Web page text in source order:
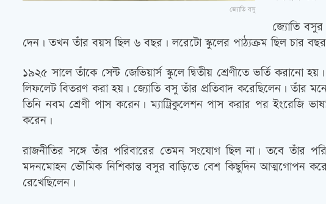
জ্যোতি বসু
জ্যোতি বসুর
দেন। তখন তাঁর বয়স ছিল ৬ বছর। লরেটো স্কুলের পাঠ্যক্রম ছিল চার বছর
১৯২৫ সালে তাঁকে সেন্ট জেভিয়ার্স স্কুলে দ্বিতীয় শ্রেণীতে ভর্তি করানো
লিফলেট বিতরণ করা হয়। জ্যোতি বসু তাঁর প্রতিবাদ করেছিলেন। তাঁর মনে
তিনি নবম শ্রেণী পাস করেন। ম্যাট্রিকুলেশন পাস করার পর ইংরেজি
করেন।
রাজনীতির সঙ্গে তাঁর পরিবারের তেমন সংযোগ ছিল না। তবে তাঁর
মদনমোহন ভৌমিক নিশিকান্ত বসুর বাড়িতে বেশ কিছুদিন আত্মগোপন
রেখেছিলেন।